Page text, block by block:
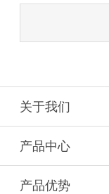
关于我们
产品中心
产品优势